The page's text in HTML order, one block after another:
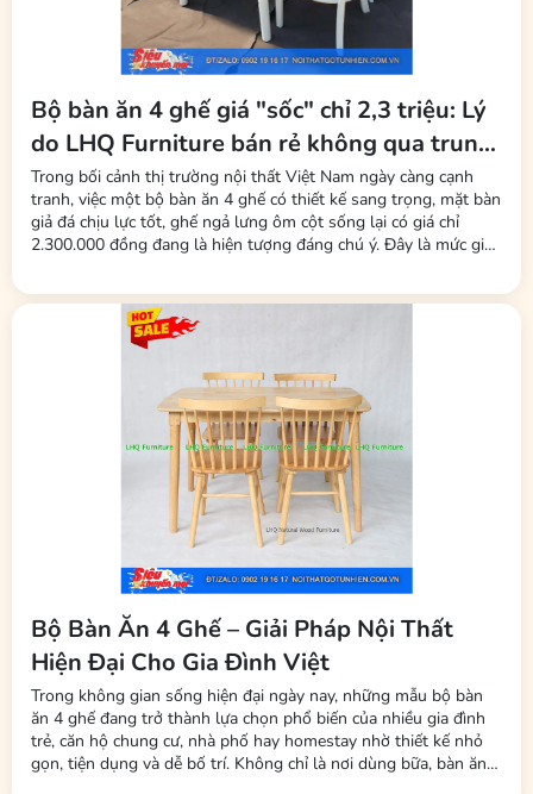
Bộ bàn ăn 4 ghế giá "sốc" chỉ 2,3 triệu: Lý
do LHQ Furniture bán rẻ không qua trung
gian, không mất phí sàn
Trong bối cảnh thị trường nội thất Việt Nam ngày càng cạnh
tranh, việc một bộ bàn ăn 4 ghế có thiết kế sang trọng, mặt bàn
giả đá chịu lực tốt, ghế ngả lưng ôm cột sống lại có giá chỉ
2.300.000 đồng đang là hiện tượng đáng chú ý. Đây là mức giá
bằng chung. Đứng sau chiến lược giá này là thương hiệu LHQ...
Bộ Bàn Ăn 4 Ghế – Giải Pháp Nội Thất
Hiện Đại Cho Gia Đình Việt
Trong không gian sống hiện đại ngày nay, những mẫu bộ bàn
ăn 4 ghế đang trở thành lựa chọn phổ biến của nhiều gia đình
trẻ, căn hộ chung cư, nhà phố hay homestay nhờ thiết kế nhỏ
gọn, tiện dụng và dễ bố trí. Không chỉ là nơi dùng bữa, bàn ăn